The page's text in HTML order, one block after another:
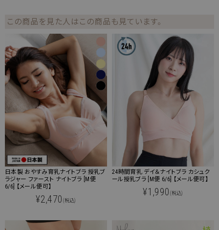
この商品を見た人はこの商品も見ています。
日本製 おやすみ育乳ナイトブラ 授乳ブ
ラジャー ファースト ナイトブラ [M便
6/6] 【メール便可】
¥2,470 (税込)
24時間育乳 デイ＆ナイトブラ カシュク
ール授乳ブラ [M便 6/6] 【メール便可】
¥1,990 (税込)